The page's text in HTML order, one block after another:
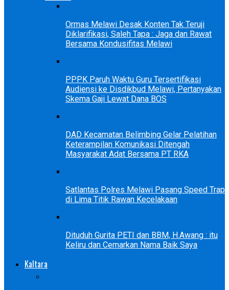
Ormas Melawi Desak Konten Tak Teruji
Diklarifikasi, Saleh Tapa : Jaga dan Rawat
Bersama Kondusifitas Melawi
PPPK Paruh Waktu Guru Tersertifikasi
Audiensi ke Disdikbud Melawi, Pertanyakan
Skema Gaji Lewat Dana BOS
DAD Kecamatan Belimbing Gelar Pelatihan
Keterampilan Komunikasi Ditengah
Masyarakat Adat Bersama PT RKA
Satlantas Polres Melawi Pasang Speed Trap
di Lima Titik Rawan Kecelakaan
Dituduh Gurita PETI dan BBM, H.Awang : itu
Keliru dan Cemarkan Nama Baik Saya
Kaltara